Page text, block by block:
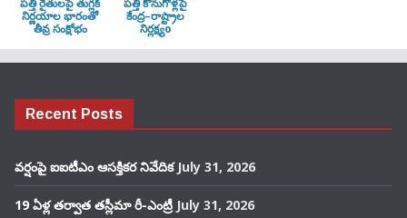
పత్తి రైతులపై తుగ్లక్‌
నిర్ణయాల భారంతో
తీవ్ర సంక్షోభం
పత్తి కొనుగోళ్లపై
కేంద్ర–రాష్ట్రాల
నిర్లక్ష్యo
Recent Posts
వర్షంపై ఐఐటీఎం ఆసక్తికర నివేదిక July 31, 2026
19 ఏళ్ల తర్వాత తస్లీమా రీ-ఎంట్రీ July 31, 2026